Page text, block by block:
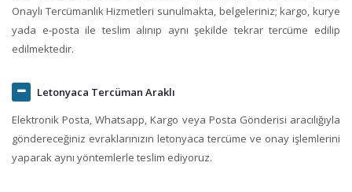
Onaylı Tercümanlık Hizmetleri sunulmakta, belgeleriniz; kargo, kurye
yada e-posta ile teslim alınıp aynı şekilde tekrar tercüme edilip
edilmektedir.
Letonyaca Tercüman Araklı
Elektronik Posta, Whatsapp, Kargo veya Posta Gönderisi aracılığıyla
göndereceğiniz evraklarınızın letonyaca tercüme ve onay işlemlerini
yaparak aynı yöntemlerle teslim ediyoruz.